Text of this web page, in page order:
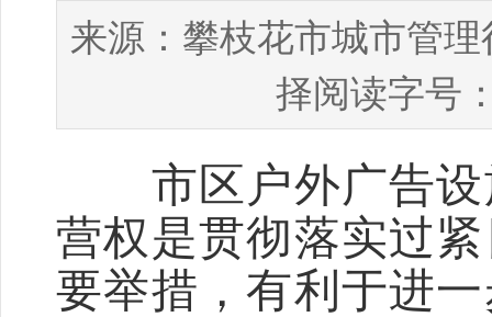
来源： 攀枝花市城市管
择阅读字号
市区户外广告设
营权是贯彻落实过
要举措，有利于进